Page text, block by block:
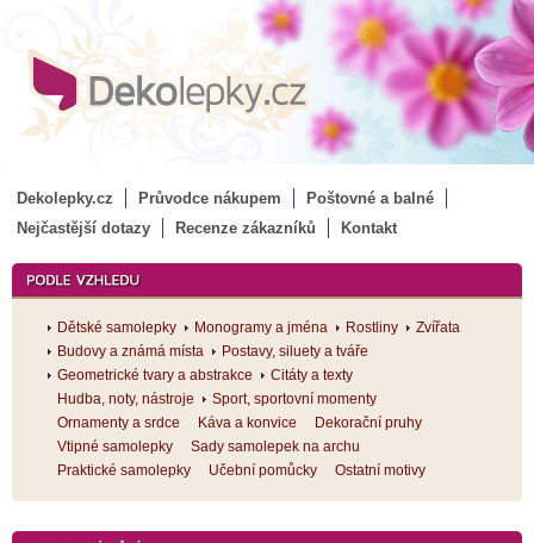
Dekolepky.cz Průvodce nákupem
Poštovné a balné
Nejčastější dotazy
Recenze zákazníků Kontakt
Dětské samolepky Monogramy a jména Rostliny
Zvířata
Budovy a známá místa
Postavy, siluety a tváře
Geometrické tvary a abstrakce
Citáty a texty
Hudba, noty, nástroje
Sport, sportovní momenty
Ornamenty a srdce
Káva a konvice
Dekorační pruhy
Vtipné samolepky
Sady samolepek na archu
Praktické samolepky
Učební pomůcky Ostatní motivy